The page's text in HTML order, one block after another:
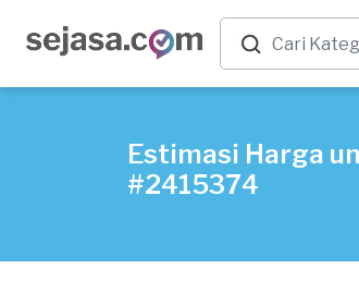
Estimasi Harga
#2415374